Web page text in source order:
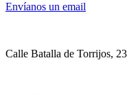
Envíanos un email
Calle Batalla de Torrijos,